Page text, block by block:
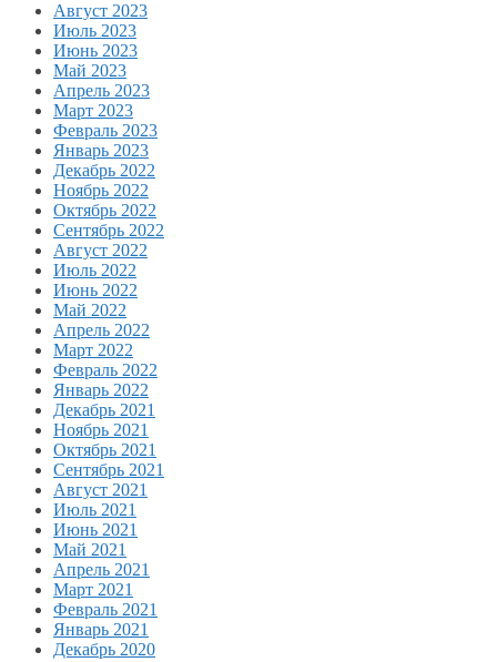
Август 2023
Июль 2023
Июнь 2023
Май 2023
Апрель 2023
Март 2023
Февраль 2023
Январь 2023
Декабрь 2022
Ноябрь 2022
Октябрь 2022
Сентябрь 2022
Август 2022
Июль 2022
Июнь 2022
Май 2022
Апрель 2022
Март 2022
Февраль 2022
Январь 2022
Декабрь 2021
Ноябрь 2021
Октябрь 2021
Сентябрь 2021
Август 2021
Июль 2021
Июнь 2021
Май 2021
Апрель 2021
Март 2021
Февраль 2021
Январь 2021
Декабрь 2020